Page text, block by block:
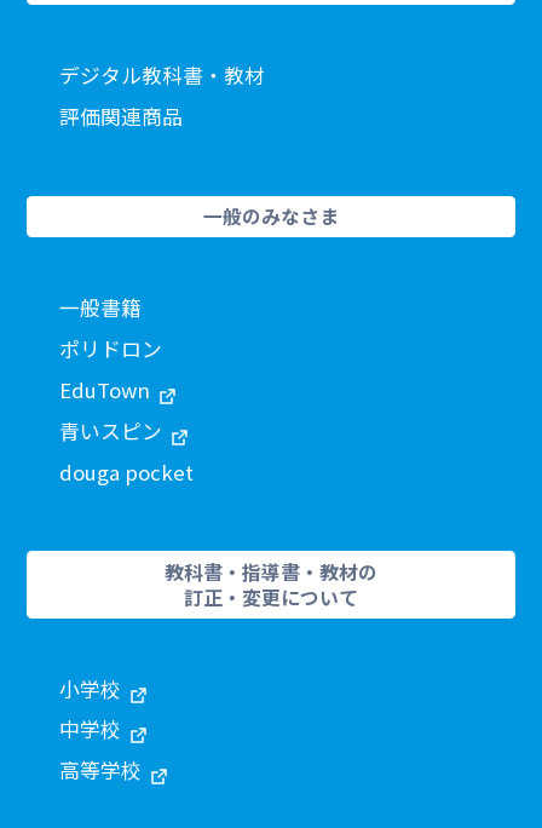
デジタル教科書・教材
評価関連商品
一般のみなさま
一般書籍
ポリドロン
EduTown
青いスピン
douga pocket
教科書・指導書・教材の
訂正・変更について
小学校
中学校
高等学校